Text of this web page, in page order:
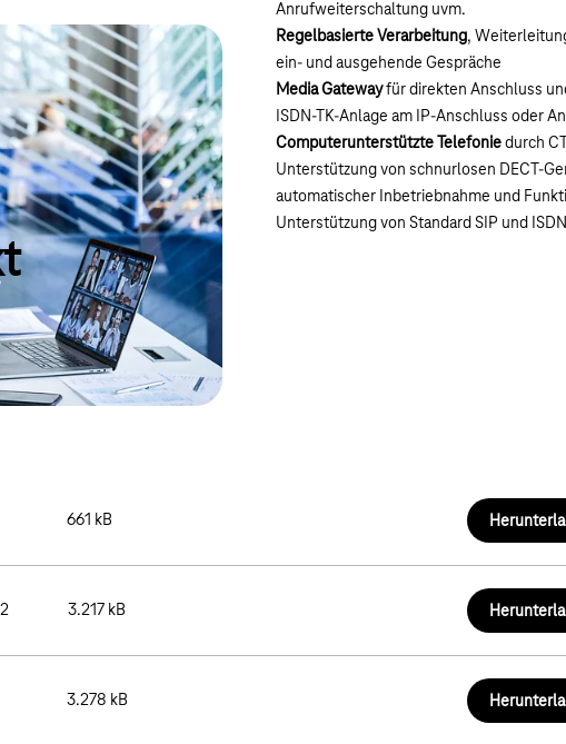
Anrufweiterschaltung uvm.
Regelbasierte Verarbeitung,
ein- und ausgehende Gespräche
Media Gatewayfür direkten Anschluss
ISDN-TK-Anlage am IP-Anschluss oder
Computerunterstützte Telefoniedurch
Unterstützung von schnurlosen DECT-
automatischer Inbetriebnahme und
Unterstützung von Standard SIP und
661 kB
3.217 kB
3.278 kB